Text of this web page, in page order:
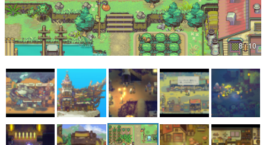
特集記事
マンガ
女性向け
アプリレビュー
その他
8 / 10